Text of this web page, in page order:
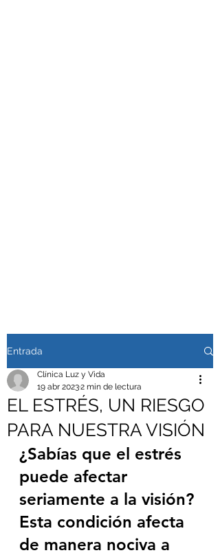
Entrada
EL ESTRÉS, UN RIESGO
PARA NUESTRA VISIÓN
Clínica Luz y Vida
19 abr 20232 min de lectura
¿Sabías que el estrés
puede afectar
seriamente a la visión?
Esta condición afecta
de manera nociva a